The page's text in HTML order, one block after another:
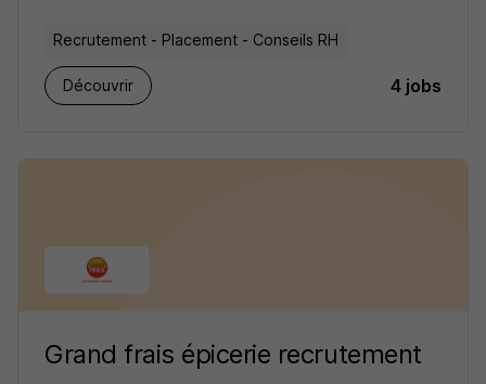
Recrutement - Placement - Conseils RH
Découvrir 4 jobs
Grand frais épicerie recrutement